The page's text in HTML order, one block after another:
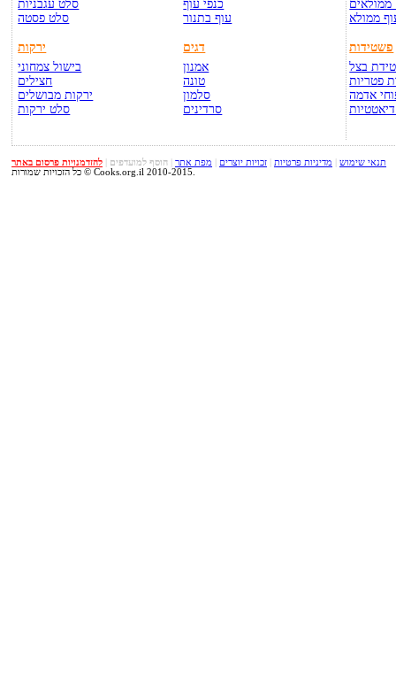
סלט עגבניות
סלט פסטה
ירקות
בישול צמחוני
חצילים
ירקות מבושלים
סלט ירקות
כנפי עוף
עוף בתנור
דגים
אמנון
טונה
סלמון
סרדינים
ממולאים
ממולא
פשטידות
בצל
פטריות
אדמה
תנאי שימוש מדיניות פרטיות זכויות יוצרים מפת אתר הוסף למועדפים
להזדמנויות פרסום באתר
כל הזכויות שמורות © Cooks.org.il 2010-2015.